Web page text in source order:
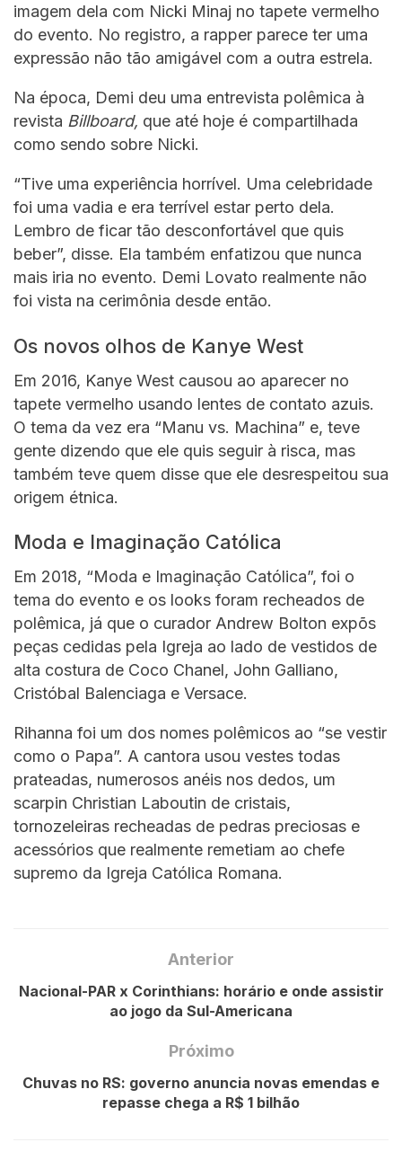
imagem dela com Nicki Minaj no tapete vermelho
do evento. No registro, a rapper parece ter uma
expressão não tão amigável com a outra estrela.
Na época, Demi deu uma entrevista polêmica à
revista Billboard, que até hoje é compartilhada
como sendo sobre Nicki.
“Tive uma experiência horrível. Uma celebridade
foi uma vadia e era terrível estar perto dela.
Lembro de ficar tão desconfortável que quis
beber”, disse. Ela também enfatizou que nunca
mais iria no evento. Demi Lovato realmente não
foi vista na cerimônia desde então.
Os novos olhos de Kanye West
Em 2016, Kanye West causou ao aparecer no
tapete vermelho usando lentes de contato azuis.
O tema da vez era “Manu vs. Machina” e, teve
gente dizendo que ele quis seguir à risca, mas
também teve quem disse que ele desrespeitou sua
origem étnica.
Moda e Imaginação Católica
Em 2018, “Moda e Imaginação Católica”, foi o
tema do evento e os looks foram recheados de
polêmica, já que o curador Andrew Bolton expõs
peças cedidas pela Igreja ao lado de vestidos de
alta costura de Coco Chanel, John Galliano,
Cristóbal Balenciaga e Versace.
Rihanna foi um dos nomes polêmicos ao “se vestir
como o Papa”. A cantora usou vestes todas
prateadas, numerosos anéis nos dedos, um
scarpin Christian Laboutin de cristais,
tornozeleiras recheadas de pedras preciosas e
acessórios que realmente remetiam ao chefe
supremo da Igreja Católica Romana.
Anterior
Nacional-PAR x Corinthians: horário e onde assistir
ao jogo da Sul-Americana
Próximo
Chuvas no RS: governo anuncia novas emendas e
repasse chega a R$ 1 bilhão